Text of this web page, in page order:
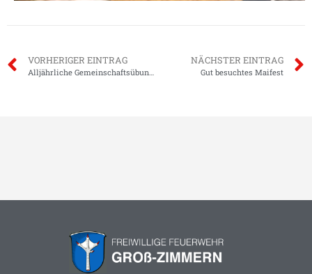
VORHERIGER EINTRAG NÄCHSTER EINTRAG
Gut besuchtes Maifest